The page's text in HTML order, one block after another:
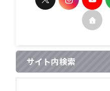
サイト内検索